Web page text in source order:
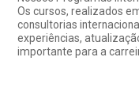
Os cursos, realizados
consultorias
experiências,
importante para a